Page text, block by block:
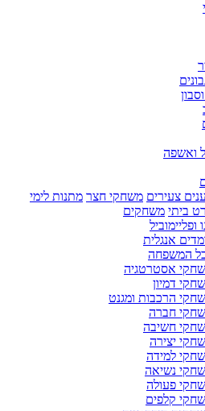
ואשפה
צעירים משחקי חצר מתנות לימי
ביתי משחקים
ופליימוביל
אנגלית
המשפחה
אסטרטגיה
דמיון
הרכבות ומגנט
חברה
חשיבה
יצירה
למידה
נשיאה
פעולה
קלפים